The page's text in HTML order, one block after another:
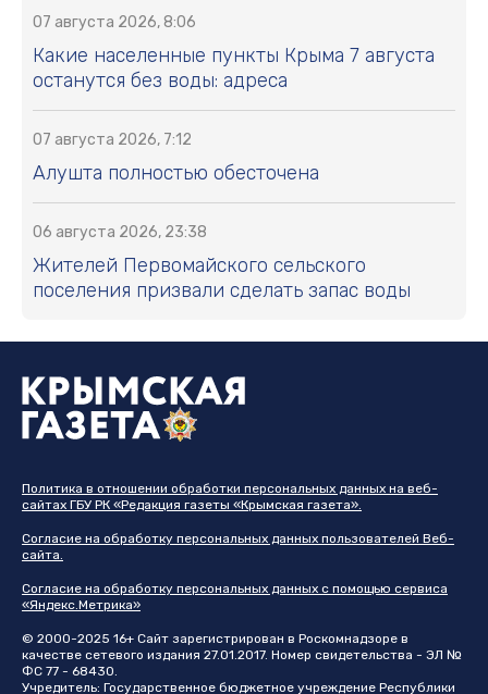
07 августа 2026, 8:06
Какие населенные пункты Крыма 7 августа
останутся без воды: адреса
07 августа 2026, 7:12
Алушта полностью обесточена
06 августа 2026, 23:38
Жителей Первомайского сельского
поселения призвали сделать запас воды
Политика в отношении обработки персональных данных на веб-
сайтах ГБУ РК «Редакция газеты «Крымская газета».
Согласие на обработку персональных данных пользователей Веб-
сайта.
Согласие на обработку персональных данных с помощью сервиса
«Яндекс.Метрика»
© 2000-2025 16+ Сайт зарегистрирован в Роскомнадзоре в
качестве сетевого издания 27.01.2017. Номер свидетельства - ЭЛ №
ФС 77 - 68430.
Учредитель: Государственное бюджетное учреждение Республики